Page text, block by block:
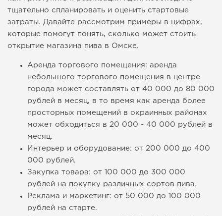
тщательно спланировать и оценить стартовые
затраты. Давайте рассмотрим примеры в цифрах,
которые помогут понять, сколько может стоить
открытие магазина пива в Омске.
Аренда торгового помещения: аренда
небольшого торгового помещения в центре
города может составлять от 40 000 до 80 000
рублей в месяц, в то время как аренда более
просторных помещений в окраинных районах
может обходиться в 20 000 - 40 000 рублей в
месяц.
Интерьер и оборудование: от 200 000 до 400
000 рублей.
Закупка товара: от 100 000 до 300 000
рублей на покупку различных сортов пива.
Реклама и маркетинг: от 50 000 до 100 000
рублей на старте.